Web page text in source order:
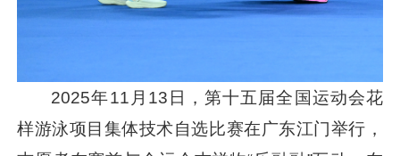
2025年11月13日，第十五届全国运动会花
样游泳项目集体技术自选比赛在广东江门举行，